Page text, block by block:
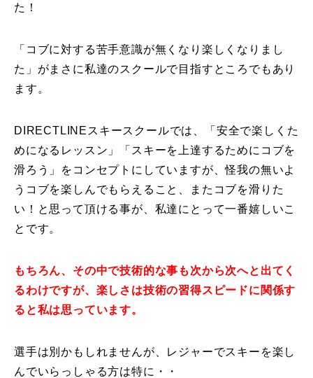
プレゼント Present
プレゼント付メルマガ
お問合せ 特定商取引法に基づく表記 プライバシーポリシー
た！
「コブに対する苦手意識が無くなり楽しくなりまし
た」がまさに私達のスクールで目指すところでもあり
ます。
DIRECTLINEスキースクールでは、「安全で楽しくた
めになるレッスン」「スキーを上達するためにコブを
滑ろう」をコンセプトにしていますが、怪我の無いよ
うコブを楽しんでもらえること、またコブを滑りた
い！と思って頂ける事が、私達にとって一番嬉しいこ
とです。
もちろん、その中で技術的な事も次から次へと出てく
るわけですが、楽しさは技術の習得スピードに関係す
ると私は思っています。
選手は別かもしれませんが、レジャーでスキーを楽し
んでいらっしゃる方は特に・・